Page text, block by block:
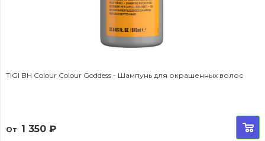
TIGI BH Colour Colour Goddess - Шампунь для окрашенных волос
От 1 350 ₽